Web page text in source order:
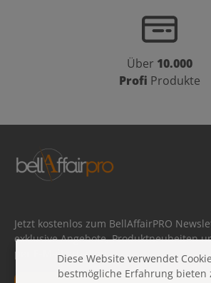
Über 10.000
Profi Produkte
Jetzt kostenlos zum BellAffairPRO
exklusive Angebote, Produktneuheiten
per E-Mail erhalten.
E-Mail-Adresse*
Diese Website verwendet
bestmögliche Erfahrung bieten